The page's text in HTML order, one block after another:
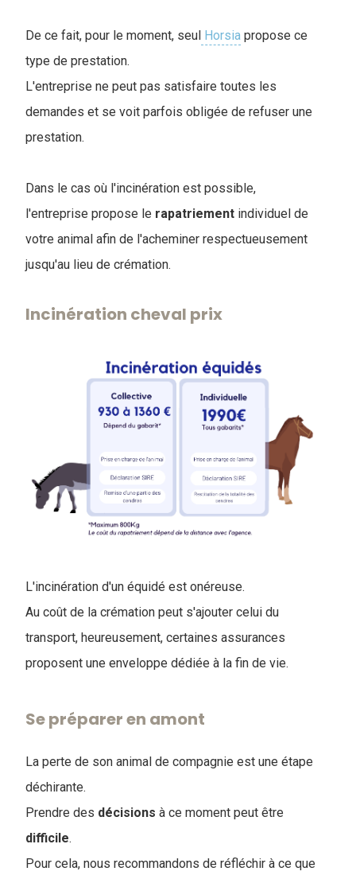
De ce fait, pour le moment, seul Horsia propose ce
type de prestation.
L'entreprise ne peut pas satisfaire toutes les
demandes et se voit parfois obligée de refuser une
prestation.
Dans le cas où l'incinération est possible,
l'entreprise propose le rapatriement individuel de
votre animal afin de l'acheminer respectueusement
jusqu'au lieu de crémation.
Incinération cheval prix
L'incinération d'un équidé est onéreuse.
Au coût de la crémation peut s'ajouter celui du
transport, heureusement, certaines assurances
proposent une enveloppe dédiée à la fin de vie.
Se préparer en amont
La perte de son animal de compagnie est une étape
déchirante.
Prendre des décisions à ce moment peut être
difficile.
Pour cela, nous recommandons de réfléchir à ce que